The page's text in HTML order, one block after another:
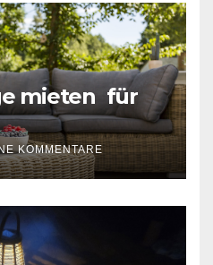
mieten für
KOMMENTARE